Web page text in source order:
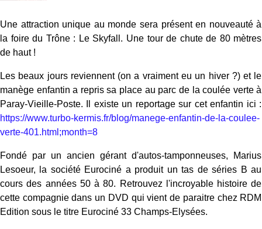
Une attraction unique au monde sera présent en nouveauté à
la foire du Trône : Le Skyfall. Une tour de chute de 80 mètres
de haut !
Les beaux jours reviennent (on a vraiment eu un hiver ?) et le
manège enfantin a repris sa place au parc de la coulée verte à
Paray-Vieille-Poste. Il existe un reportage sur cet enfantin ici :
https://www.turbo-kermis.fr/blog/manege-enfantin-de-la-coulee-
verte-401.html;month=8
Fondé par un ancien gérant d'autos-tamponneuses, Marius
Lesoeur, la société Eurociné a produit un tas de séries B au
cours des années 50 à 80. Retrouvez l'incroyable histoire de
cette compagnie dans un DVD qui vient de paraitre chez RDM
Edition sous le titre Eurociné 33 Champs-Elysées.